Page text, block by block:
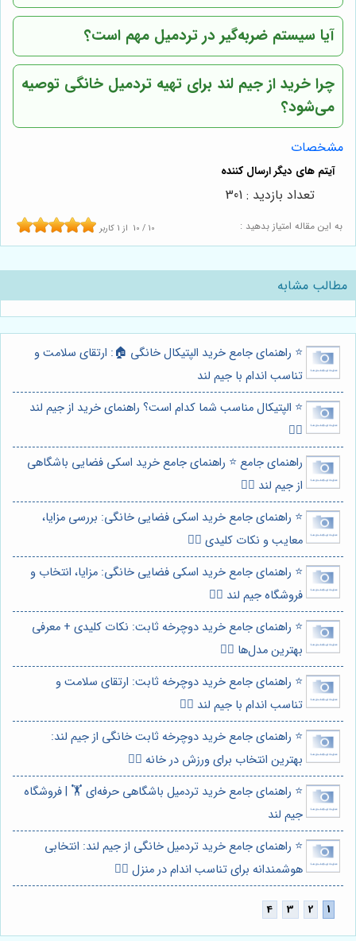
آیا سیستم ضربه‌گیر در تردمیل مهم است؟
چرا خرید ازجیم لند برای تهیه تردمیل خانگی توصیه
می‌شود؟
مشخصات
به این مقاله امتیاز بدهید : 10 / 10 از 1 کاربر
تعداد بازدید : 301
مطالب مشابه
⭐️ راهنمای جامع خرید الپتیکال خانگی 🏠: ارتقای سلامت و
تناسب اندام با جیم لند
⭐️ الپتیکال مناسب شما کدام است؟ راهنمای خرید از جیم لند
🏃‍♀️
راهنمای جامع ⭐️ راهنمای جامع خرید اسکی فضایی باشگاهی
از جیم لند 🏋️‍♀️
⭐️ راهنمای جامع خرید اسکی فضایی خانگی: بررسی مزایا،
معایب و نکات کلیدی 🏋️‍♀️
⭐️ راهنمای جامع خرید اسکی فضایی خانگی: مزایا، انتخاب و
فروشگاه جیم لند 🏃‍♀️
⭐️ راهنمای جامع خرید دوچرخه ثابت: نکات کلیدی + معرفی
بهترین مدل‌ها 🚴‍♀️
⭐️ راهنمای جامع خرید دوچرخه ثابت: ارتقای سلامت و
تناسب اندام با جیم لند 🚴‍♀️
⭐️ راهنمای جامع خرید دوچرخه ثابت خانگی از جیم لند:
بهترین انتخاب برای ورزش در خانه 🚴‍♀️
⭐️ راهنمای جامع خرید تردمیل باشگاهی حرفه‌ای 🏋️ | فروشگاه
جیم لند
⭐️ راهنمای جامع خرید تردمیل خانگی از جیم لند: انتخابی
هوشمندانه برای تناسب اندام در منزل 🏃‍♀️